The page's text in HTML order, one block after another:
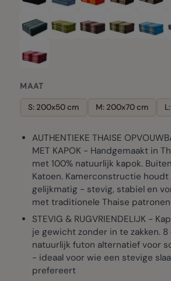
MAAT
S: 200x50 cm M: 200x70 cm
AUTHENTIEKE THAISE
MET KAPOK - Handgemaakt in
met 100% natuurlijk kapok.
Katoen. Kamerconstructie houdt
gelijkmatig - stevig, stabiel en
met traditionele Thaise patronen
STEVIG & RUGVRIENDELIJK -
je gewicht zonder in te zakken.
natuurlijk futon alternatief voor
- ideaal voor wie een stevige
prefereert